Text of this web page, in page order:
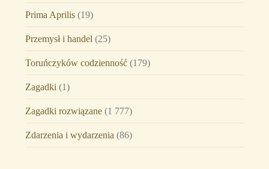
Prima Aprilis(19)
Przemysł i handel (25)
Toruńczyków codzienność(179)
Zagadki (1)
Zagadki rozwiązane(1 777)
Zdarzenia i wydarzenia (86)